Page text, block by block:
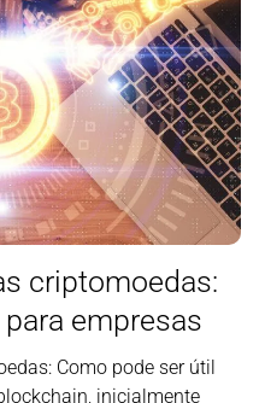
criptomoedas:
empresas
Como pode ser útil
inicialmente